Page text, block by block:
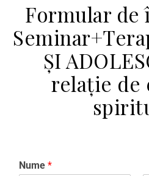
Formular de
ȘI
relație de
Nume *